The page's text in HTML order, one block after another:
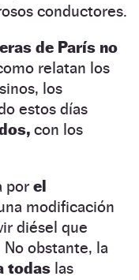
conductores.
de París no
relatan los
los
estos días
con los
por el
modificación
diésel que
obstante, la
todas las